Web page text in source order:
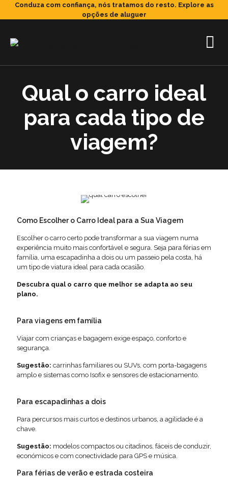
Conduza com confiança, nós tratamos do resto. Explore as
opções de aluguer
Qual o carro ideal
para cada tipo de
viagem?
Como Escolher o Carro Ideal para a Sua Viagem
Escolher o carro certo pode transformar a sua viagem numa
experiência muito mais confortável e segura. Seja para férias em
família, uma escapadinha a dois ou um passeio pela costa, há
um tipo de viatura ideal para cada ocasião.
Descubra qual o carro que melhor se adapta ao seu
plano.
Para viagens em família
Viajar com crianças e bagagem exige espaço, conforto e
segurança.
Sugestão: carrinhas familiares ou SUVs, com porta-bagagens
amplo e sistemas como Isofix e sensores de estacionamento.
Para escapadinhas a dois
Para percursos mais curtos e destinos urbanos, a agilidade é a
chave.
Sugestão: modelos compactos ou citadinos, fáceis de conduzir,
económicos e com conectividade para GPS e música.
Para férias de verão e estrada costeira